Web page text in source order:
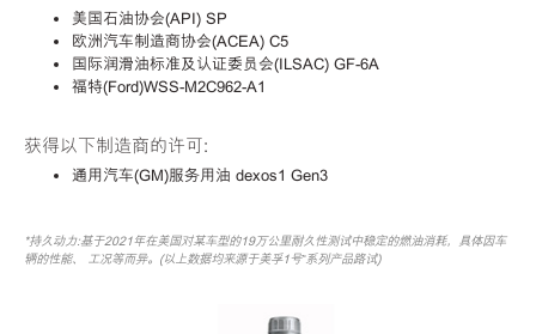
美国石油协会(API) SP
欧洲汽车制造商协会(ACEA) C5
国际润滑油标准及认证委员会(ILSAC) GF-6A
福特(Ford)WSS-M2C962-A1
获得以下制造商的许可:
通用汽车(GM)服务用油 dexos1 Gen3
*持久动力:基于2021年在美国对某车型的19万公里耐久性测试中稳定的燃油消耗，具体因车
辆的性能、 工况等而异。(以上数据均来源于美孚1号™系列产品路试)